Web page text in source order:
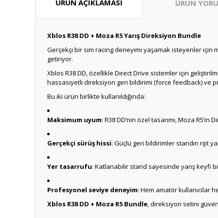
ÜRÜN AÇIKLAMASI ÜRÜN
Xblos R38 DD + Moza R5 Yarış Direksiyon Bundle
Gerçekçi bir sim racing deneyimi yaşamak isteyenler için
getiriyor.
Xblos R38 DD, özellikle Direct Drive sistemler için
hassasiyetli direksiyon geri bildirimi (force feedback) ve
Bu iki ürün birlikte kullanıldığında:
Maksimum uyum: R38 DD’nin özel tasarımı, Moza
Gerçekçi sürüş hissi: Güçlü geri bildirimler standın rijit
Yer tasarrufu: Katlanabilir stand sayesinde yarış keyfi
Profesyonel seviye deneyim: Hem amatör kullanıcılar
Xblos R38 DD + Moza R5 Bundle, direksiyon setini